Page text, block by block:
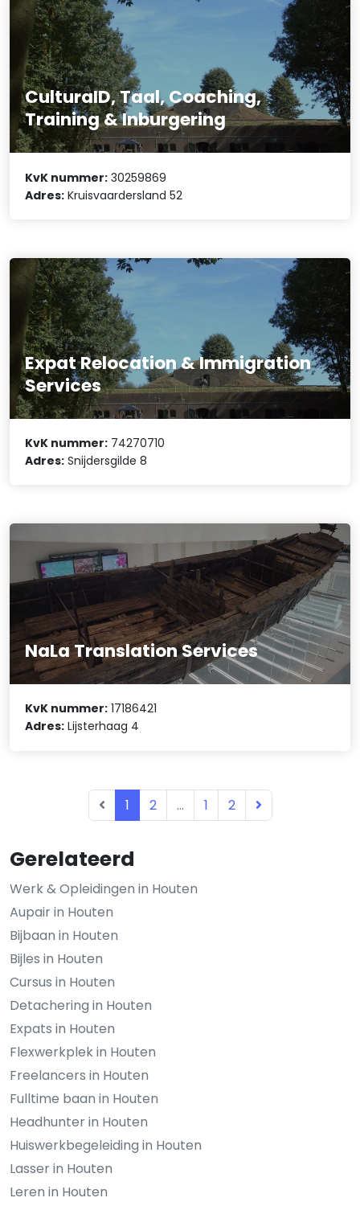
Gerelateerd
Werk & Opleidingen in Houten
Aupair in Houten
Bijbaan in Houten
Bijles in Houten
Cursus in Houten
Detachering in Houten
Expats in Houten
Flexwerkplek in Houten
Freelancers in Houten
Fulltime baan in Houten
Headhunter in Houten
Huiswerkbegeleiding in Houten
Lasser in Houten
Leren in Houten
CulturaID, Taal, Coaching,
Training & Inburgering
KvK nummer: 30259869
Adres: Kruisvaardersland 52
Expat Relocation & Immigration
Services
KvK nummer: 74270710
Adres: Snijdersgilde 8
NaLa Translation Services
KvK nummer: 17186421
Adres: Lijsterhaag 4
1 2 ... 1 2